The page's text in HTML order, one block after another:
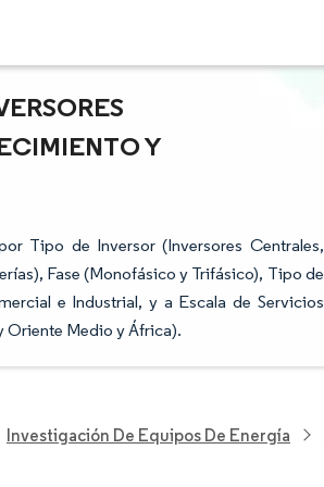
Y
Tipo de Inversor (Inversores Centrales,
Fase (Monofásico y Trifásico), Tipo de
e Industrial, y a Escala de Servicios
Oriente Medio y África).
Investigación De Equipos De Energía